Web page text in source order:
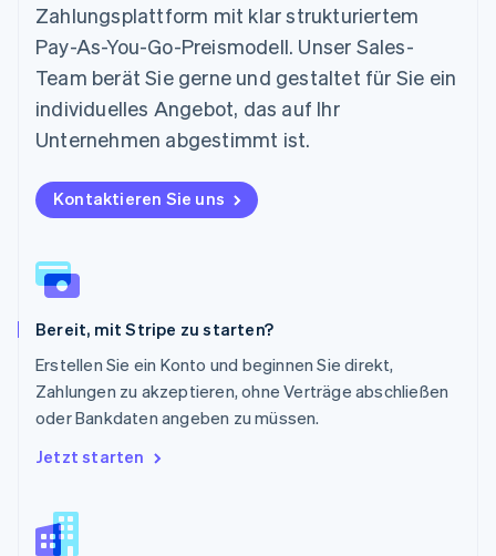
Zahlungsplattform mit klar strukturiertem
Pay-As-You-Go-Preismodell. Unser Sales-
Team berät Sie gerne und gestaltet für Sie ein
individuelles Angebot, das auf Ihr
Unternehmen abgestimmt ist.
Kontaktieren Sie uns
Bereit, mit Stripe zu starten?
Erstellen Sie ein Konto und beginnen Sie direkt,
Zahlungen zu akzeptieren, ohne Verträge abschließen
oder Bankdaten angeben zu müssen.
Jetzt starten
NederlandsEnglish
Norwegen
English
Österreich
Deutsch English
Polen
Portugal
PortuguêsEnglish
Rumänien
Schweden
Svenska
Deutsch FrançaisItalianoEnglish
Singapur
Slowakei
English
Slowenien
China
English